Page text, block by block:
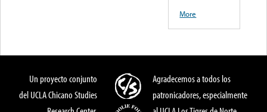
More
Un proyecto conjunto
del UCLA Chicano Studies
Agradecemos a todos los
patronicadores, especialmente